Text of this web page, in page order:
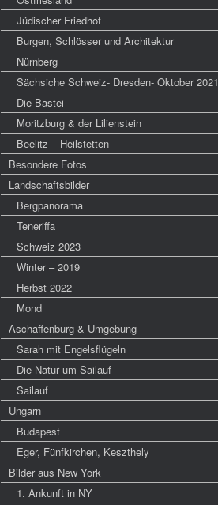
Jüdischer Friedhof
Burgen, Schlösser und Architektur
Nürnberg
Sächsiche Schweiz- Dresden- Oktober 2021
Die Bastei
Moritzburg & der Lilienstein
Beelitz – Heilstetten
Besondere Fotos
Landschaftsbilder
Bergpanorama
Teneriffa
Schweiz 2023
Winter – 2019
Herbst 2022
Mond
Aschaffenburg & Umgebung
Sarah mit Engelsflügeln
Die Natur um Sailauf
Sailauf
Ungarn
Budapest
Eger, Fünfkirchen, Keszthely
Bilder aus New York
1. Ankunft in NY